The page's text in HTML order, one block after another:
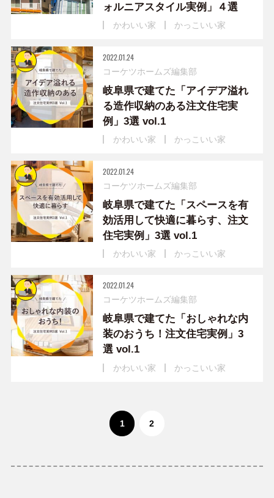
ォルニアスタイル実例」４選
かわいい家 かっこいい家
2022.01.24
コーケツホームズ編集部
岐阜県で建てた「アイデア溢れ
る造作収納のある注文住宅実
例」3選 vol.1
かわいい家 かっこいい家
2022.01.24
コーケツホームズ編集部
岐阜県で建てた「スペースを有
効活用して快適に暮らす、注文
住宅実例」3選 vol.1
かわいい家 かっこいい家
2022.01.24
コーケツホームズ編集部
岐阜県で建てた「おしゃれな内
装のおうち！注文住宅実例」3
選 vol.1
かわいい家 かっこいい家
1 2